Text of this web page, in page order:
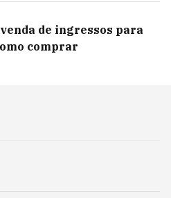
de ingressos para
comprar